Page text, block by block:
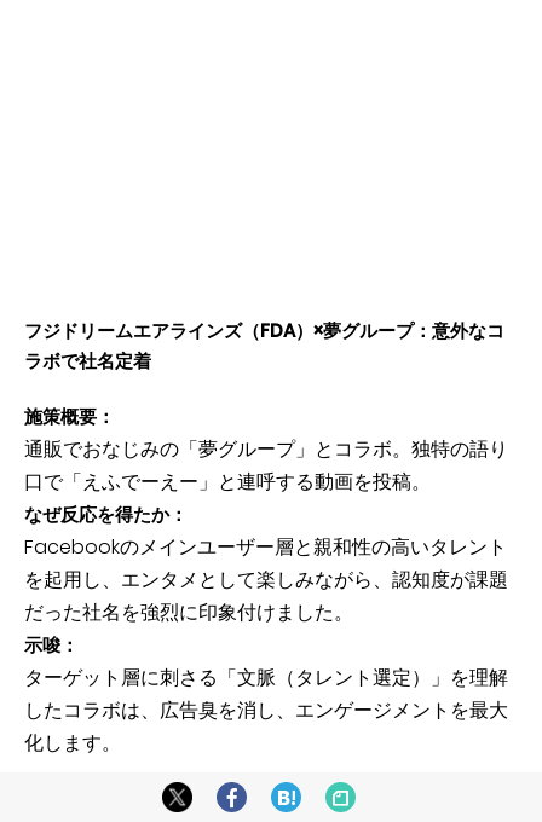
フジドリームエアラインズ（FDA）×夢グループ：意外なコ
ラボで社名定着
施策概要：
通販でおなじみの「夢グループ」とコラボ。独特の語り
口で「えふでーえー」と連呼する動画を投稿。
なぜ反応を得たか：
Facebookのメインユーザー層と親和性の高いタレント
を起用し、エンタメとして楽しみながら、認知度が課題
だった社名を強烈に印象付けました。
示唆：
ターゲット層に刺さる「文脈（タレント選定）」を理解
したコラボは、広告臭を消し、エンゲージメントを最大
化します。